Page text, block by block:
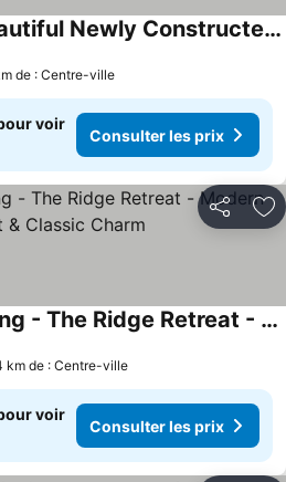
Great Location!! Beautiful Newly Constructed Large One Bedroom Retreat.
de : Centre-ville
voir
Consulter les prix
Partager
Downtown Ishpeming - The Ridge Retreat - Modern Comfort & Classic Charm
km de : Centre-ville
voir
Consulter les prix